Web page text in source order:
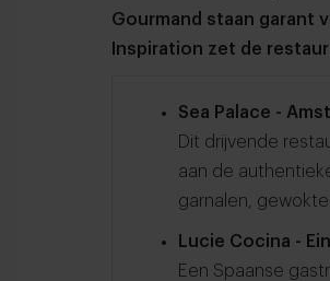
Gourmand staan garant
Inspiration zet de
Sea Palace -
Dit drijvende
aan de
garnalen,
Lucie Cocina -
Een Spaanse